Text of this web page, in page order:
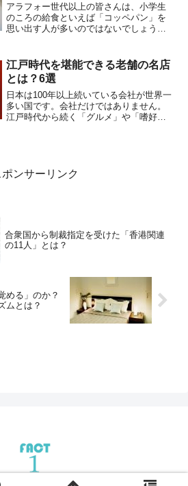
アラフォー世代以上の皆さんは、小学生
のころの給食といえば「コッペパン」を
思い出す人が多いのではないでしょう
な粉をまぶしたものなど、いろんなバリ
エーションのものが登場し...
江戸時代を堪能できる老舗の名店
とは？6選
日本は100年以上続いている会社が世界一
多い国です。会社だけではありません。
江戸時代から続く「グルメ」や「嗜好
ポンサーリンク
合衆国から制裁指定を受けた「香港関連
の11人」とは？
める」のか？
ムとは？